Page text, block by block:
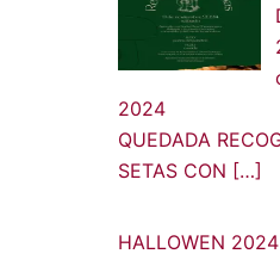
2024
QUEDADA
SETAS CON […]
HALLOWEN 2024